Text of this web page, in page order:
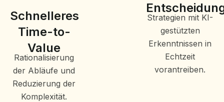
Schnelleres
Time-to-
Value
Rationalisierung
der Abläufe und
Reduzierung der
Komplexität.
Strategien mit KI-
gestützten
Erkenntnissen in
Echtzeit
vorantreiben.